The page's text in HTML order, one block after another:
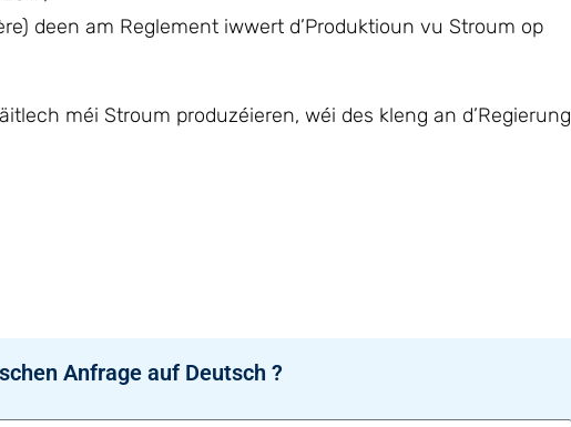
deen am Reglement iwwert d’Produktioun vu Stroum op
méi Stroum produzéieren, wéi des kleng an d’Regierung
Anfrage auf Deutsch ?